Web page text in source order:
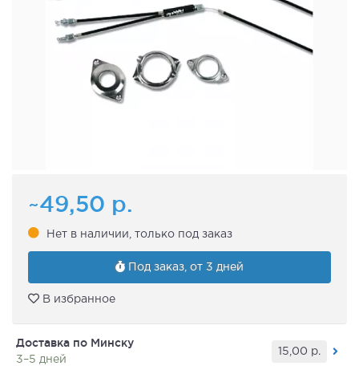
~49,50 р.
Нет в наличии, только под заказ
Под заказ, от 3 дней
В избранное
Доставка по Минску
3–5 дней
15,00 р.